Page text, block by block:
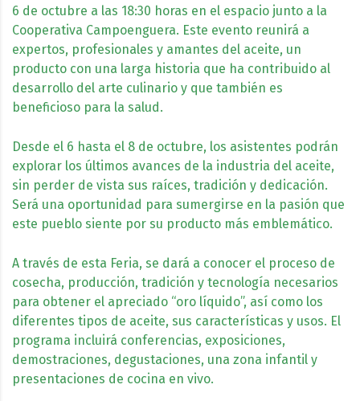
6 de octubre a las 18:30 horas en el espacio junto a la
Cooperativa Campoenguera. Este evento reunirá a
expertos, profesionales y amantes del aceite, un
producto con una larga historia que ha contribuido al
desarrollo del arte culinario y que también es
beneficioso para la salud.
Desde el 6 hasta el 8 de octubre, los asistentes podrán
explorar los últimos avances de la industria del aceite,
sin perder de vista sus raíces, tradición y dedicación.
Será una oportunidad para sumergirse en la pasión que
este pueblo siente por su producto más emblemático.
A través de esta Feria, se dará a conocer el proceso de
cosecha, producción, tradición y tecnología necesarios
para obtener el apreciado “oro líquido”, así como los
diferentes tipos de aceite, sus características y usos. El
programa incluirá conferencias, exposiciones,
demostraciones, degustaciones, una zona infantil y
presentaciones de cocina en vivo.